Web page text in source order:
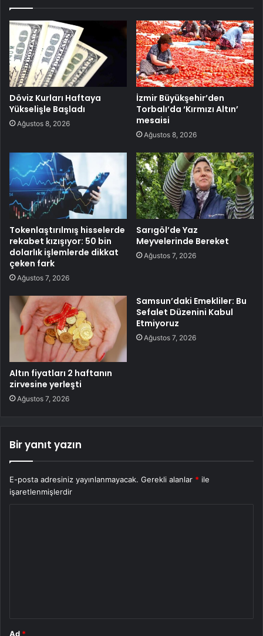
Döviz Kurları Haftaya
Yükselişle Başladı
Ağustos 8, 2026
İzmir Büyükşehir’den
Torbalı’da ‘Kırmızı Altın’
mesaisi
Ağustos 8, 2026
Tokenlaştırılmış hisselerde
rekabet kızışıyor: 50 bin
dolarlık işlemlerde dikkat
çeken fark
Ağustos 7, 2026
Sarıgöl’de Yaz
Meyvelerinde Bereket
Ağustos 7, 2026
Altın fiyatları 2 haftanın
zirvesine yerleşti
Ağustos 7, 2026
Samsun’daki Emekliler: Bu
Sefalet Düzenini Kabul
Etmiyoruz
Ağustos 7, 2026
Bir yanıt yazın
E-posta adresiniz yayınlanmayacak. Gerekli alanlar * ile
işaretlenmişlerdir
Ad *